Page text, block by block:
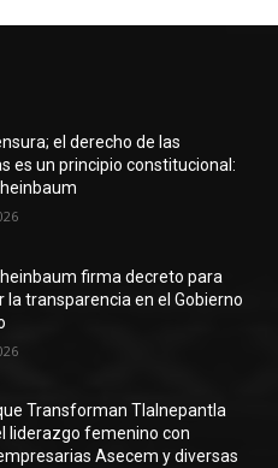
el derecho de las
es un principio constitucional:
firma decreto para
la transparencia en el Gobierno
Transforman Tlalnepantla
liderazgo femenino con
Asecem y diversas